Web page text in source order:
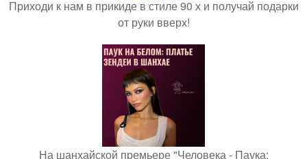
Приходи к нам в прикиде в стиле 90 х и получай подарки
от руки вверх!
На шанхайской премьере "Человека - Паука: